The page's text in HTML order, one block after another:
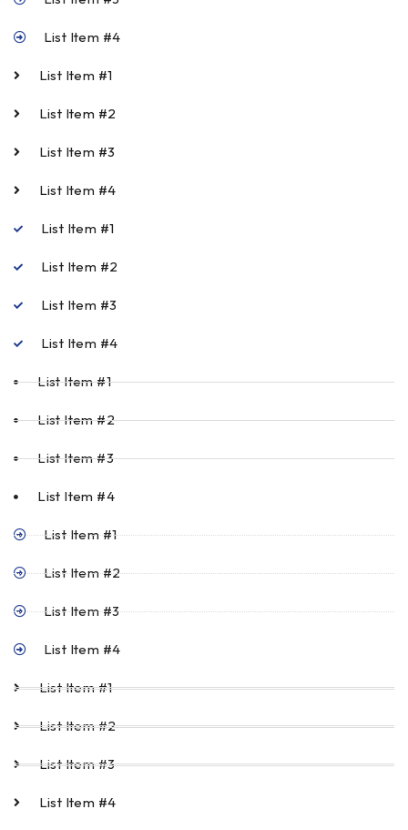
List Item #4
List Item #1
List Item #2
List Item #3
List Item #4
List Item #1
List Item #2
List Item #3
List Item #4
List Item #1
List Item #2
List Item #3
List Item #4
List Item #1
List Item #2
List Item #3
List Item #4
List Item #1
List Item #2
List Item #3
List Item #4